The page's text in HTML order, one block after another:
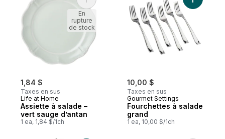
1,84 $
Taxes en sus
Life at Home
Assiette à salade –
vert sauge d’antan
1 ea, 1,84 $/1ch
Ajouter Assiette à salade – vert sauge
En
rupture
de stock
10,00 $
Taxes en sus
Gourmet Settings
Fourchettes à salade
grand
1 ea, 10,00 $/1ch
Ajouter